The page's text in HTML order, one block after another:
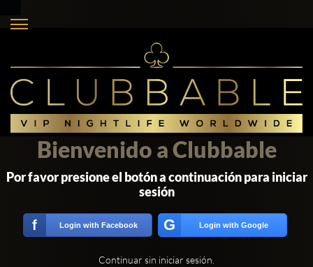
Bienvenido a Clubbable
Por favor presione el botón a continuación para iniciar
sesión
f Login with Facebook G Login with Google
Continuar sin iniciar sesión.